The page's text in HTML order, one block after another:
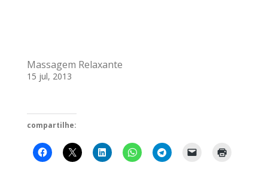
Massagem Relaxante
15 jul, 2013
compartilhe: